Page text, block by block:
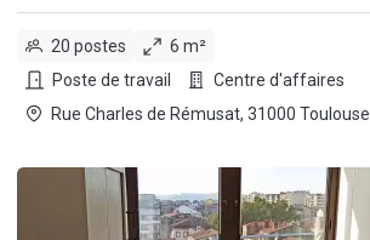
20 postes
6 m²
Poste de travail
Centre d'affaires
Rue Charles de Rémusat, 31000 Toulouse